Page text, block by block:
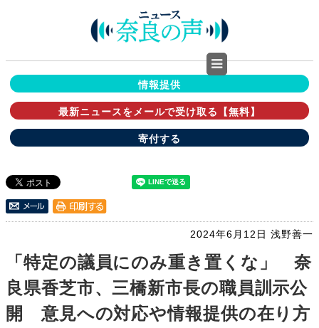
情報提供
最新ニュースをメールで受け取る【無料】
寄付する
2024年6月12日 浅野善一
「特定の議員にのみ重き置くな」 奈
良県香芝市、三橋新市長の職員訓示公
開 意見への対応や情報提供の在り方